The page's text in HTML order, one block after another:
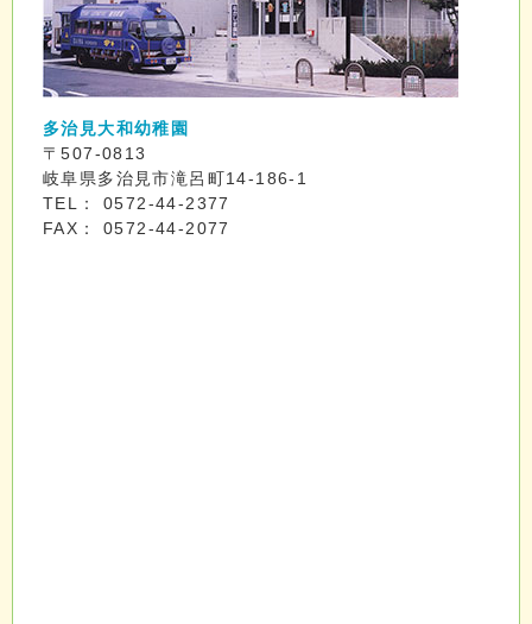
多治見大和幼稚園
〒507-0813
岐阜県多治見市滝呂町14-186-1
TEL： 0572-44-2377
FAX： 0572-44-2077